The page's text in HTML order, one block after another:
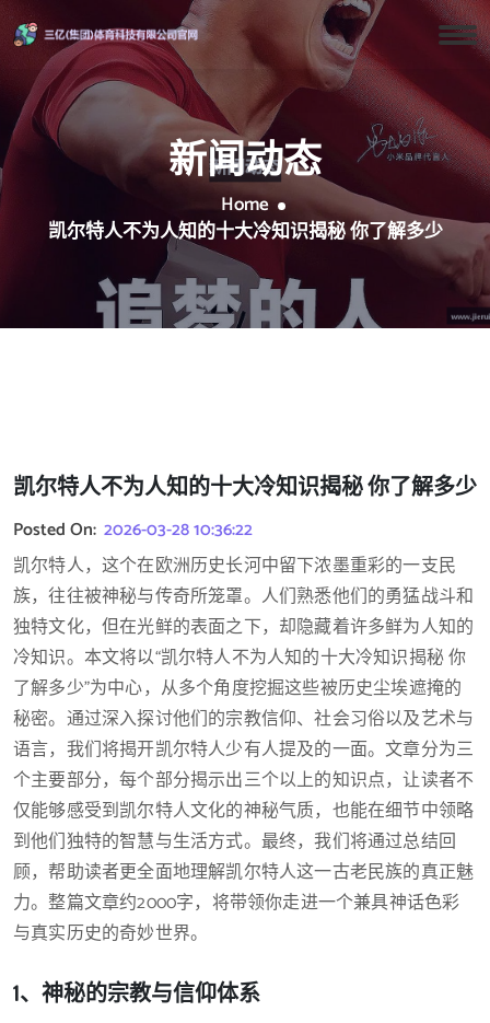
新闻动态
Home
凯尔特人不为人知的十大冷知识揭秘 你了解多少
凯尔特人不为人知的十大冷知识揭秘 你了解多少
Posted On: 2026-03-28 10:36:22
凯尔特人，这个在欧洲历史长河中留下浓墨重彩的一支民
族，往往被神秘与传奇所笼罩。人们熟悉他们的勇猛战斗和
独特文化，但在光鲜的表面之下，却隐藏着许多鲜为人知的
冷知识。本文将以“凯尔特人不为人知的十大冷知识揭秘 你
了解多少”为中心，从多个角度挖掘这些被历史尘埃遮掩的
秘密。通过深入探讨他们的宗教信仰、社会习俗以及艺术与
语言，我们将揭开凯尔特人少有人提及的一面。文章分为三
个主要部分，每个部分揭示出三个以上的知识点，让读者不
仅能够感受到凯尔特人文化的神秘气质，也能在细节中领略
到他们独特的智慧与生活方式。最终，我们将通过总结回
顾，帮助读者更全面地理解凯尔特人这一古老民族的真正魅
力。整篇文章约2000字，将带领你走进一个兼具神话色彩
与真实历史的奇妙世界。
1、神秘的宗教与信仰体系